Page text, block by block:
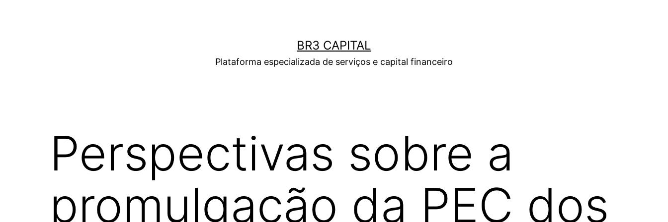
BR3 CAPITAL
Plataforma especializada de serviços e capital financeiro
Perspectivas sobre a
promulgação da PEC dos